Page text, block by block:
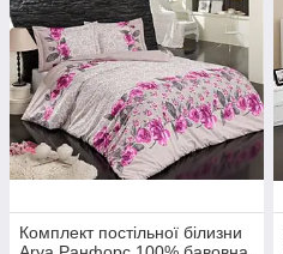
Комплект постільної білизни